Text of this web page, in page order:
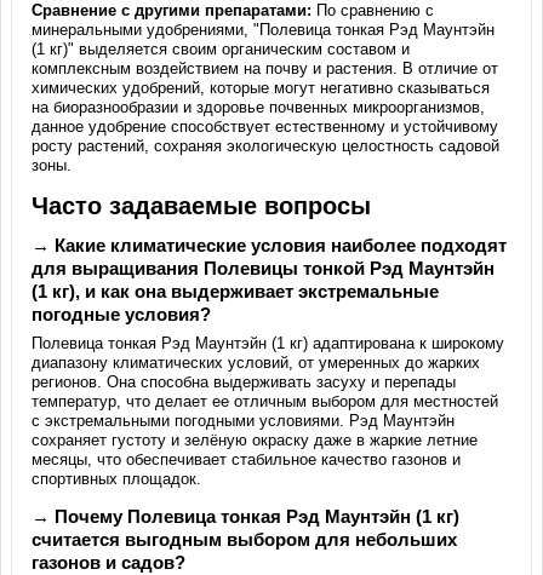
Сравнение с другими препаратами: По сравнению с
минеральными удобрениями, "Полевица тонкая Рэд Маунтэйн
(1 кг)" выделяется своим органическим составом и
комплексным воздействием на почву и растения. В отличие от
химических удобрений, которые могут негативно сказываться
на биоразнообразии и здоровье почвенных микроорганизмов,
данное удобрение способствует естественному и устойчивому
росту растений, сохраняя экологическую целостность садовой
зоны.
Часто задаваемые вопросы
→ Какие климатические условия наиболее подходят
для выращивания Полевицы тонкой Рэд Маунтэйн
(1 кг), и как она выдерживает экстремальные
погодные условия?
Полевица тонкая Рэд Маунтэйн (1 кг) адаптирована к широкому
диапазону климатических условий, от умеренных до жарких
регионов. Она способна выдерживать засуху и перепады
температур, что делает ее отличным выбором для местностей
с экстремальными погодными условиями. Рэд Маунтэйн
сохраняет густоту и зелёную окраску даже в жаркие летние
месяцы, что обеспечивает стабильное качество газонов и
спортивных площадок.
→ Почему Полевица тонкая Рэд Маунтэйн (1 кг)
считается выгодным выбором для небольших
газонов и садов?